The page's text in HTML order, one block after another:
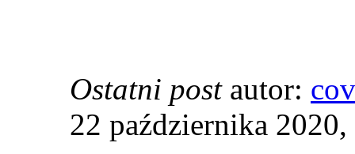
Ostatni post autor:
22 października